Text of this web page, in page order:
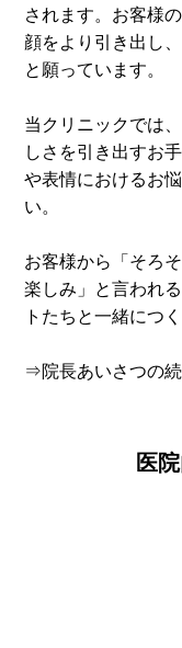
されます。お客様
顔をより引き出し
と願っています。
当クリニックでは
しさを引き出すお
や表情におけるお
い。
お客様から「そろ
楽しみ」と言われ
トたちと一緒につ
⇒院長あいさつの
医